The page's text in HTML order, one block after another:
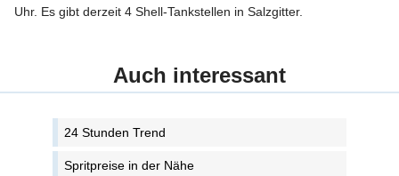
Uhr. Es gibt derzeit 4 Shell-Tankstellen in Salzgitter.
Auch interessant
24 Stunden Trend
Spritpreise in der Nähe